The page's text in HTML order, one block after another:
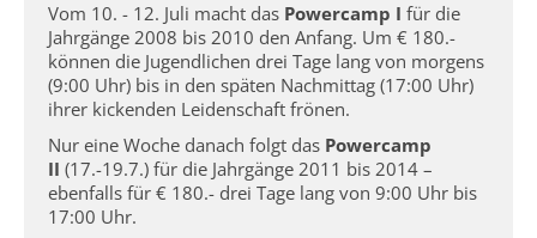
Vom 10. - 12. Juli macht das Powercamp I für die
Jahrgänge 2008 bis 2010 den Anfang. Um € 180.-
können die Jugendlichen drei Tage lang von morgens
(9:00 Uhr) bis in den späten Nachmittag (17:00 Uhr)
ihrer kickenden Leidenschaft frönen.
Nur eine Woche danach folgt das Powercamp
II (17.-19.7.) für die Jahrgänge 2011 bis 2014 –
ebenfalls für € 180.- drei Tage lang von 9:00 Uhr bis
17:00 Uhr.